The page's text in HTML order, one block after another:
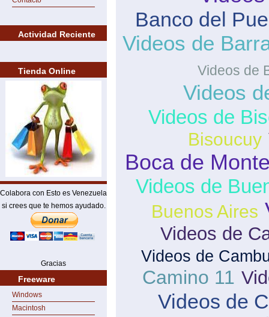
Actividad Reciente
Tienda Online
Colabora con Esto es Venezuela
si crees que te hemos ayudado.
Gracias
Freeware
Windows
Macintosh
Banco del
Videos de
Videos de
Videos
Videos de
Bisoucuy
Boca de
Videos de
Buenos Aires
Videos de
Videos de
Camino 11
Videos de